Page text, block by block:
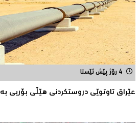
4 رۆژ پێش ئێستا
عێراق تاوتوێی دروستكردنی هێڵی بۆریی